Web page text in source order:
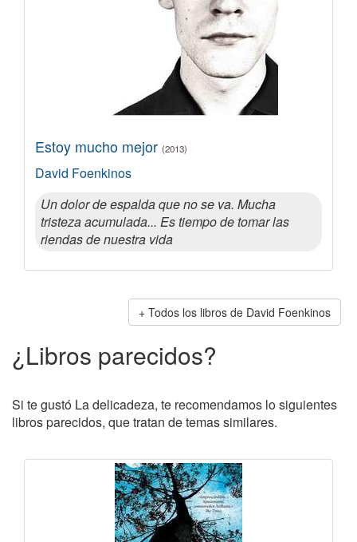
Estoy mucho mejor (2013)
David Foenkinos
Un dolor de espalda que no se va. Mucha
tristeza acumulada... Es tiempo de tomar las
riendas de nuestra vida
Todos los libros de David Foenkinos
¿Libros parecidos?
Si te gustó La delicadeza, te recomendamos lo siguientes
libros parecidos, que tratan de temas similares.